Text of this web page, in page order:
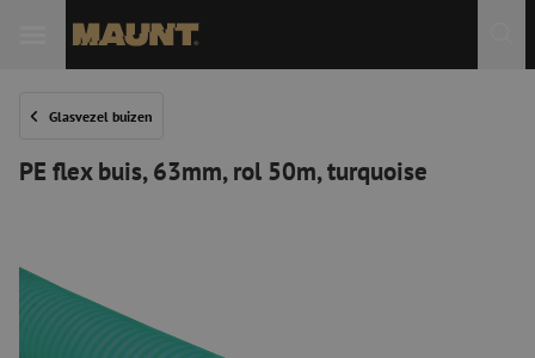
Glasvezel buizen
PE flex buis, 63mm, rol 50m, turquoise